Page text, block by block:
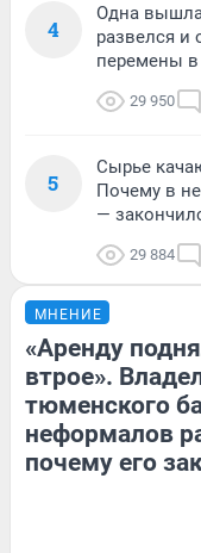
4
Одна
развелся и
перемены
29 950
5
Сырье
Почему в
—
29 884
МНЕНИЕ
«Аренду
втрое».
тюменского
неформалов
почему его